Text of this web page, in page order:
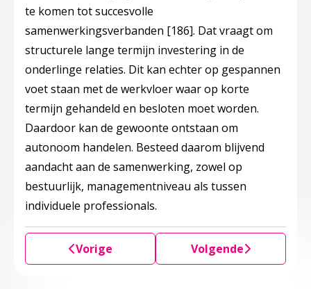
te komen tot succesvolle
samenwerkingsverbanden [186]. Dat vraagt om
structurele lange termijn investering in de
onderlinge relaties. Dit kan echter op gespannen
voet staan met de werkvloer waar op korte
termijn gehandeld en besloten moet worden.
Daardoor kan de gewoonte ontstaan om
autonoom handelen. Besteed daarom blijvend
aandacht aan de samenwerking, zowel op
bestuurlijk, managementniveau als tussen
individuele professionals.
Vorige Volgende